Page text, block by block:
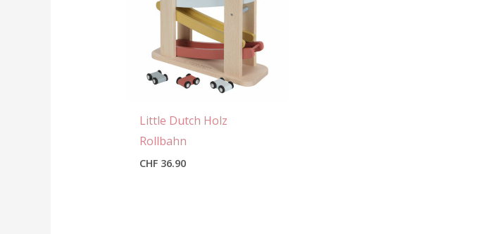
Little Dutch Holz
Rollbahn
CHF36.90